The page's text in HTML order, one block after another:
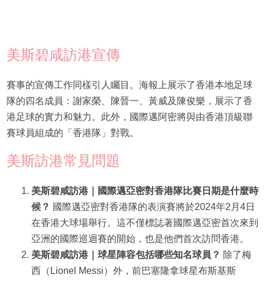
美斯碧咸訪港宣傳
賽事的宣傳工作同樣引人矚目。海報上展示了香港本地足球
隊的四名成員：謝家榮、陳晉一、黃威及陳俊樂，展示了香
港足球的實力和魅力。此外，國際邁阿密將與由香港頂級聯
賽球員組成的「香港隊」對戰。
美斯訪港常見問題
美斯碧咸訪港｜國際邁亞密對香港隊比賽日期是什麼時
候？ 國際邁亞密對香港隊的表演賽將於2024年2月4日
在香港大球場舉行。這不僅標誌著國際邁亞密首次來到
亞洲的國際巡迴賽的開始，也是他們首次訪問香港。
美斯碧咸訪港｜球星陣容包括哪些知名球員？ 除了梅
西（Lionel Messi）外，前巴塞隆拿球星布斯基斯